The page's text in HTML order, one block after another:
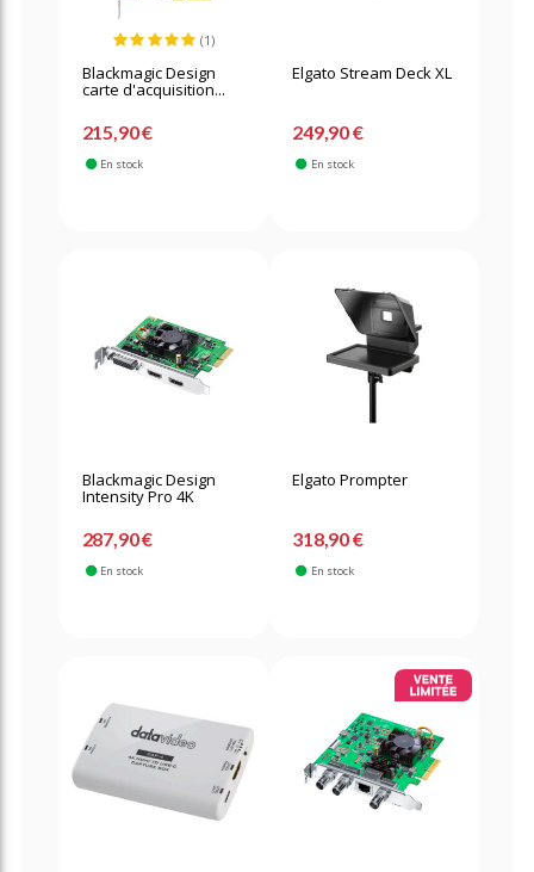
(1)
Blackmagic Design
carte d'acquisition...
215,90 €
En stock
Elgato Stream Deck XL
249,90 €
En stock
Blackmagic Design
Intensity Pro 4K
287,90 €
En stock
Elgato Prompter
318,90 €
En stock